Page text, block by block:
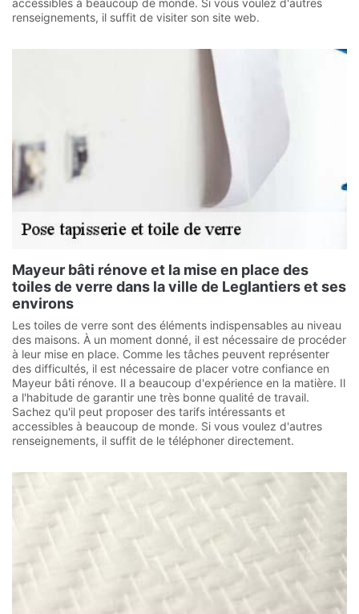
accessibles à beaucoup de monde. Si vous voulez d'autres
renseignements, il suffit de visiter son site web.
Mayeur bâti rénove et la mise en place des
toiles de verre dans la ville de Leglantiers et ses
environs
Les toiles de verre sont des éléments indispensables au niveau
des maisons. À un moment donné, il est nécessaire de procéder
à leur mise en place. Comme les tâches peuvent représenter
des difficultés, il est nécessaire de placer votre confiance en
Mayeur bâti rénove. Il a beaucoup d'expérience en la matière. Il
a l'habitude de garantir une très bonne qualité de travail.
Sachez qu'il peut proposer des tarifs intéressants et
accessibles à beaucoup de monde. Si vous voulez d'autres
renseignements, il suffit de le téléphoner directement.